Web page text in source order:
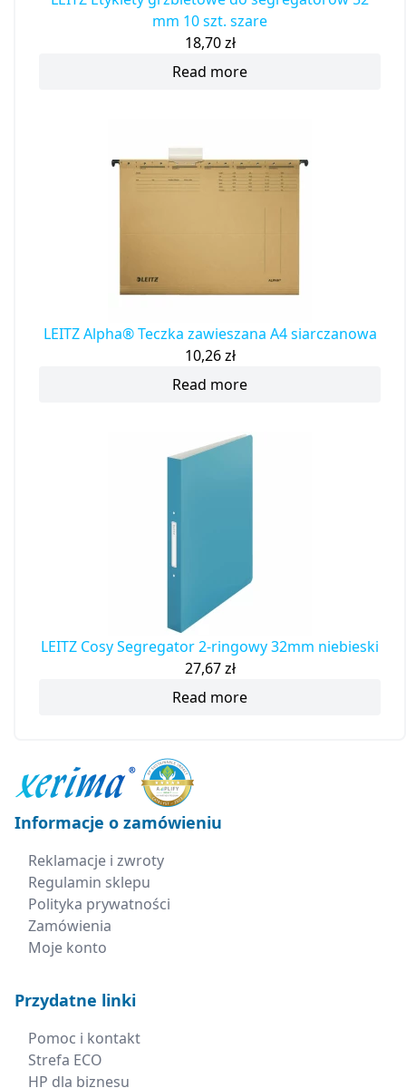
mm 10 szt. szare
18,70zł
Read more
LEITZ Alpha® Teczka zawieszana A4 siarczanowa
10,26zł
Read more
LEITZ Cosy Segregator 2-ringowy 32mm niebieski
27,67zł
Read more
Informacje o zamówieniu
Reklamacje i zwroty
Regulamin sklepu
Polityka prywatności
Zamówienia
Moje konto
Przydatne linki
Pomoc i kontakt
Strefa ECO
HP dla biznesu